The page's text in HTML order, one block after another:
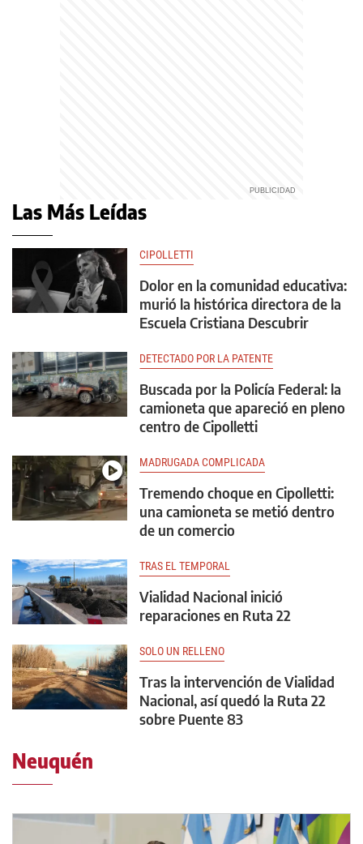
Las Más Leídas
CIPOLLETTI
Dolor en la comunidad educativa:
murió la histórica directora de la
Escuela Cristiana Descubrir
DETECTADO POR LA PATENTE
Buscada por la Policía Federal: la
camioneta que apareció en pleno
centro de Cipolletti
MADRUGADA COMPLICADA
Tremendo choque en Cipolletti:
una camioneta se metió dentro
de un comercio
TRAS EL TEMPORAL
Vialidad Nacional inició
reparaciones en Ruta 22
SOLO UN RELLENO
Tras la intervención de Vialidad
Nacional, así quedó la Ruta 22
sobre Puente 83
Neuquén